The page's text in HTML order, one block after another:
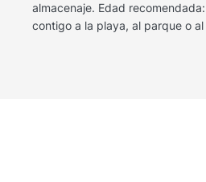
almacenaje. Edad
contigo a la playa, al parque o